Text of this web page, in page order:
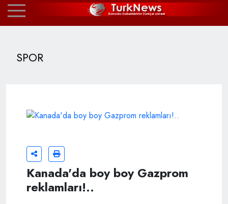
SPOR
Kanada'da boy boy Gazprom
reklamları!..